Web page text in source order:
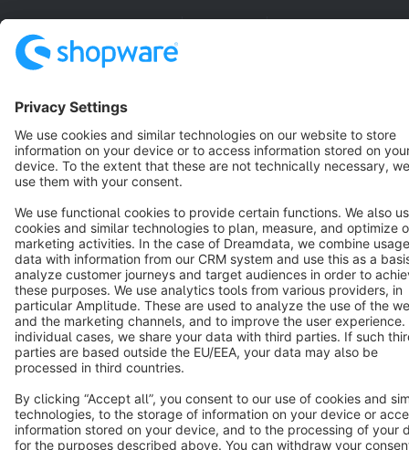
Cookie settings
Copyright © shopware AG - All rights reserved